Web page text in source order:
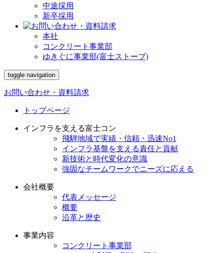
中途採用
新卒採用
本社
コンクリート事業部
ゆきぐに事業部(富士ストーブ)
toggle navigation
お問い合わせ・資料請求
トップページ
インフラを支える富士コン
飛騨地域で実績・信頼・迅速No1
インフラ基盤を支える責任と貢献
新技術と時代変化の意識
強固なチームワークでニーズに応える
会社概要
代表メッセージ
概要
沿革と歴史
事業内容
コンクリート事業部